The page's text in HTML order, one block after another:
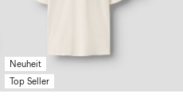
Neuheit
Top Seller